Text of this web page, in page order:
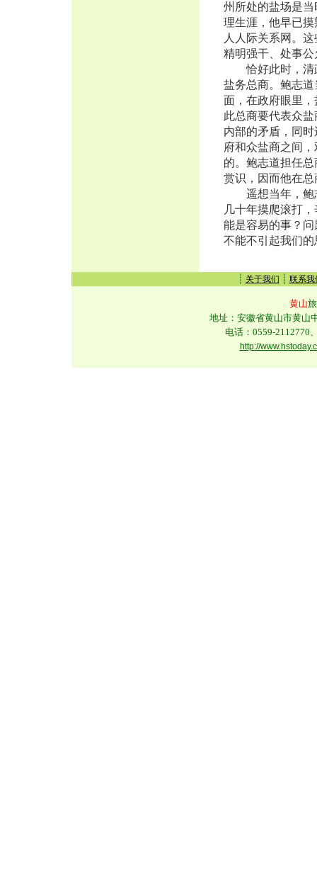
州所处的盐场是
理生涯，他早已
人人际关系网。
精明强干、处事
恰好此时，清政
盐务总商。鲍志
面，在政府眼里
此总商要代表众
内部的矛盾，同
府和众盐商之间
的。鲍志道担任
赏识，因而他在
遥想当年，鲍志
几十年摸爬滚打
能是容易的事？
不能不引起我们
┊ 关于我们 ┊ 联系我
黄山
地址：安徽省黄山市黄山
电话：0559-2112770
http://